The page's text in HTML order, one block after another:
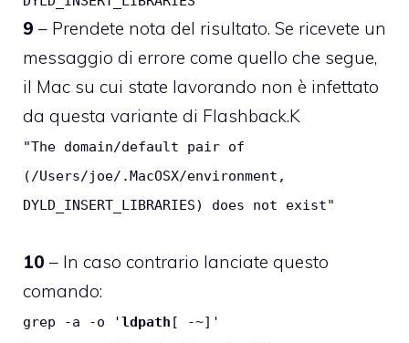
9 – Prendete nota del risultato. Se ricevete un
messaggio di errore come quello che segue,
il Mac su cui state lavorando non è infettato
da questa variante di Flashback.K
"The domain/default pair of
(/Users/joe/.MacOSX/environment,
DYLD_INSERT_LIBRARIES) does not exist"
10 – In caso contrario lanciate questo
comando:
grep -a -o 'ldpath [ -~]'